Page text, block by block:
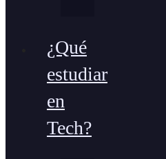
¿Qué
estudiar
en
Tech?